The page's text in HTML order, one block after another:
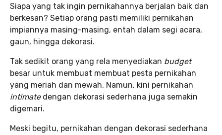
Siapa yang tak ingin pernikahannya berjalan baik dan
berkesan? Setiap orang pasti memiliki pernikahan
impiannya masing-masing, entah dalam segi acara,
gaun, hingga dekorasi.
Tak sedikit orang yang rela menyediakan budget
besar untuk membuat membuat pesta pernikahan
yang meriah dan mewah. Namun, kini pernikahan
intimatedengan dekorasi sederhana juga semakin
digemari.
Meski begitu, pernikahan dengan dekorasi sederhana